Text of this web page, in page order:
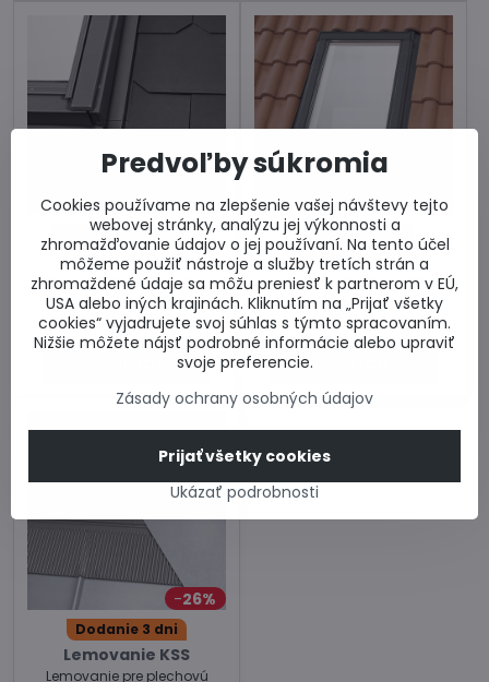
26%
Dodanie 15-20 dní
Lemovanie KLS
Lemovanie pre plochú krytinu.
Skladom u dodávateľa
od 84,65 €
26%
Dodanie 3 dni
Lemovanie KUF
Univerzálne lemovanie
Skladom u dodávateľa
od 84,74 €
26%
Dodanie 3 dni
Lemovanie KSS
Lemovanie pre plechovú
Predvoľby súkromia
Cookies používame na zlepšenie vašej návštevy tejto
webovej stránky, analýzu jej výkonnosti a
zhromažďovanie údajov o jej používaní. Na tento účel
môžeme použiť nástroje a služby tretích strán a
zhromaždené údaje sa môžu preniesť k partnerom v EÚ,
USA alebo iných krajinách. Kliknutím na „Prijať všetky
cookies“ vyjadrujete svoj súhlas s týmto spracovaním.
Nižšie môžete nájsť podrobné informácie alebo upraviť
svoje preferencie.
Zásady ochrany osobných údajov
Ukázať podrobnosti
Prijať všetky cookies